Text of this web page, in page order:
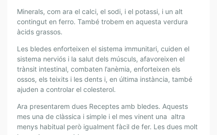
D
E
L
D
R
.
P
E
R
I
S
Minerals, com ara el calci, el sodi, i el potassi, i un alt
contingut en ferro. També trobem en aquesta verdura
àcids grassos.
Les bledes enforteixen el sistema immunitari, cuiden el
sistema nerviós i la salut dels músculs, afavoreixen el
trànsit intestinal, combaten l’anèmia, enforteixen els
ossos, els teixits i les dents i, en última instància, també
ajuden a controlar el colesterol.
Ara presentarem dues Receptes amb bledes. Aquests
mes una de clàssica i simple i el mes vinent una altra
menys habitual però igualment fàcil de fer. Les dues molt